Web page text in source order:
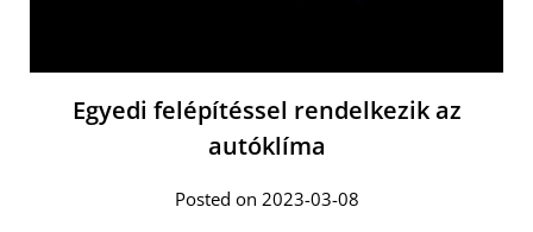
Egyedi felépítéssel rendelkezik az
autóklíma
Posted on 2023-03-08